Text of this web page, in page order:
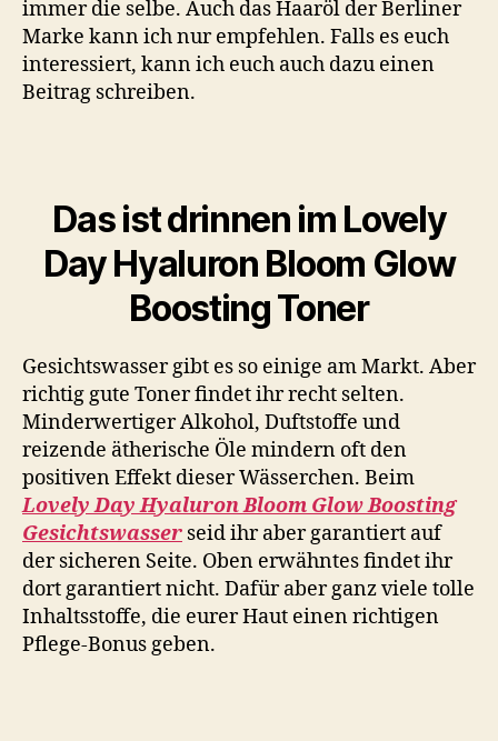
immer die selbe. Auch das Haaröl der Berliner
Marke kann ich nur empfehlen. Falls es euch
interessiert, kann ich euch auch dazu einen
Beitrag schreiben.
Das ist drinnen im Lovely
Day Hyaluron Bloom Glow
Boosting Toner
Gesichtswasser gibt es so einige am Markt. Aber
richtig gute Toner findet ihr recht selten.
Minderwertiger Alkohol, Duftstoffe und
reizende ätherische Öle mindern oft den
positiven Effekt dieser Wässerchen. Beim
Lovely Day Hyaluron Bloom Glow Boosting
Gesichtswasser seid ihr aber garantiert auf
der sicheren Seite. Oben erwähntes findet ihr
dort garantiert nicht. Dafür aber ganz viele tolle
Inhaltsstoffe, die eurer Haut einen richtigen
Pflege-Bonus geben.